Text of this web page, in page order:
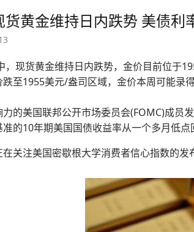
货黄金维持日内跌势 美债利
，现货黄金维持日内跌势，金价目前位于
至1955美元/盎司区域，金价本周可能录
的美国联邦公开市场委员会(FOMC)成员
的10年期美国国债收益率从一个多月低点
关注美国密歇根大学消费者信心指数的